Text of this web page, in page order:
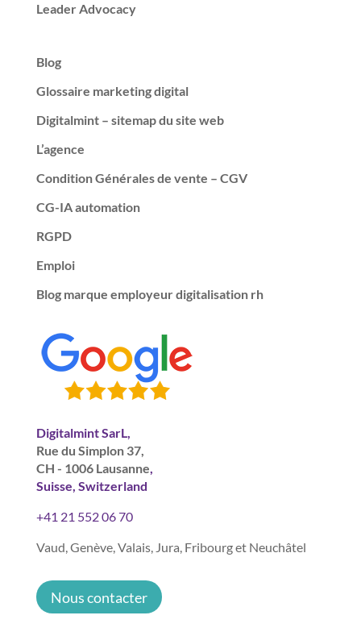
Leader Advocacy
Blog
Glossaire marketing digital
Digitalmint – sitemap du site web
L’agence
Condition Générales de vente – CGV
CG-IA automation
RGPD
Emploi
Blog marque employeur digitalisation rh
Digitalmint SarL,
Rue du Simplon 37,
CH - 1006 Lausanne,
Suisse, Switzerland
+41 21 552 06 70
Vaud, Genève, Valais, Jura, Fribourg et Neuchâtel
Nous contacter